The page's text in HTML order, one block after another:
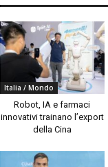
Italia / Mondo
Robot, IA e farmaci
innovativi trainano l’export
della Cina